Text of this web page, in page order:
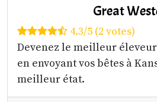
Great
4.3/5 (2 votes)
Devenez le meilleur
en envoyant vos bêtes à
meilleur état.